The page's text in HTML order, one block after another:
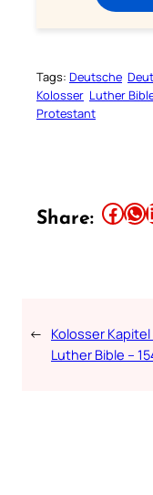
Tags: Deutsche
Kolosser Luther
Protestant
Share: Share this article on Facebook Share this article on WhatsApp Share this
← Kolosser Kapitel
Luther Bible –